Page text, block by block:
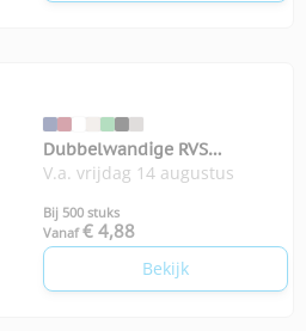
Dubbelwandige RVS
drinkbeker 500 ml Kael
V.a. vrijdag 14 augustus
Bij 500 stuks
Vanaf € 4,88
Bekijk